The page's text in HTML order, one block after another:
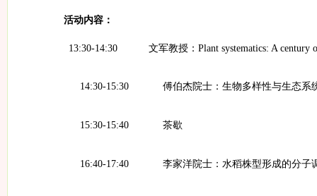
活动内容：
13:30-14:30 文军教授：Plant systematics: A century
14:30-15:30 傅伯杰院士：生物多样性与生态系
15:30-15:40 茶歇
16:40-17:40 李家洋院士：水稻株型形成的分子